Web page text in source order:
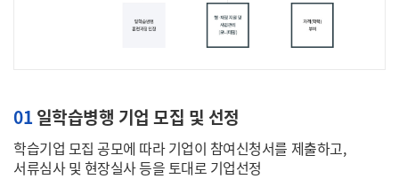
01 일학습병행 기업 모집 및 선정
학습기업 모집 공모에 따라 기업이 참여신청서를 제출하고,
서류심사 및 현장실사 등을 토대로 기업선정